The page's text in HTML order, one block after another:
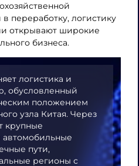
переработку, логистику
открывают широкие
бизнеса.
логистика и
обусловленный
положением
узла Китая. Через
крупные
пути,
регионы с